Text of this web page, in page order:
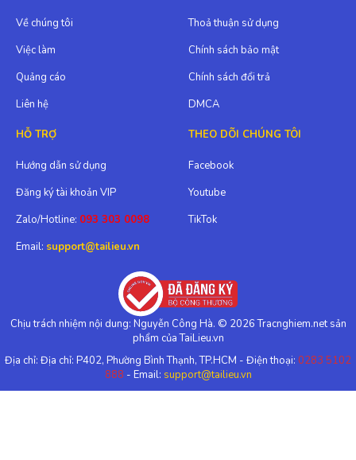
Về chúng tôi
Việc làm
Quảng cáo
Liên hệ
Thoả thuận sử dụng
Chính sách bảo mật
Chính sách đổi trả
DMCA
HỖ TRỢ
Hướng dẫn sử dụng
Đăng ký tài khoản VIP
Zalo/Hotline: 093 303 0098
Email: support@tailieu.vn
THEO DÕI CHÚNG TÔI
Facebook
Youtube
TikTok
Chịu trách nhiệm nội dung: Nguyễn Công Hà. © 2026 Tracnghiem.net sản
phẩm của TaiLieu.vn
Địa chỉ: Địa chỉ: P402, Phường Bình Thạnh, TP.HCM - Điện thoại: 0283 5102
888 - Email: support@tailieu.vn